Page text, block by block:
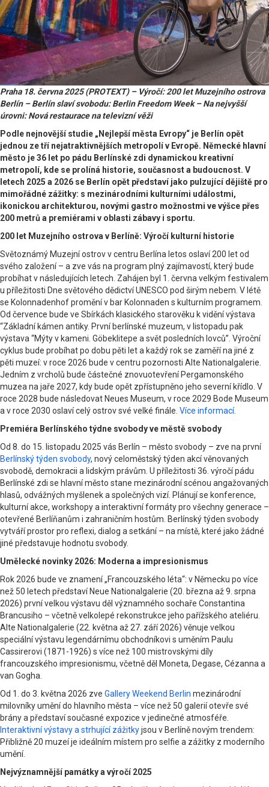
Praha 18. června 2025 (PROTEXT) – Výročí: 200 let Muzejního ostrova
Berlín – Berlín slaví svobodu: Berlin Freedom Week – Na nejvyšší
úrovni: Nová restaurace na televizní věži
Podle nejnovější studie „Nejlepší města Evropy“ je Berlín opět
jednou ze tří nejatraktivnějších metropolí v Evropě. Německé hlavní
město je 36 let po pádu Berlínské zdi dynamickou kreativní
metropolí, kde se prolíná historie, současnost a budoucnost. V
letech 2025 a 2026 se Berlín opět představí jako pulzující dějiště pro
mimořádné zážitky: s mezinárodními kulturními událostmi,
ikonickou architekturou, novými gastro možnostmi ve výšce přes
200 metrů a premiérami v oblasti zábavy i sportu.
200 let Muzejního ostrova v Berlíně: Výročí kulturní historie
Světoznámý Muzejní ostrov v centru Berlína letos oslaví 200 let od
svého založení – a zve vás na program plný zajímavostí, který bude
probíhat v následujících letech. Zahájen byl 1. června velkým festivalem
u příležitosti Dne světového dědictví UNESCO pod širým nebem. V létě
se Kolonnadenhof promění v bar Kolonnaden s kulturním programem.
Od července bude ve Sbírkách klasického starověku k vidění výstava
“Základní kámen antiky. První berlínské muzeum, v listopadu pak
výstava “Mýty v kameni. Göbeklitepe a svět posledních lovců”. Výroční
cyklus bude probíhat po dobu pěti let a každý rok se zaměří na jiné z
pěti muzeí: v roce 2026 bude v centru pozornosti Alte Nationalgalerie.
Jedním z vrcholů bude částečné znovuotevření Pergamonského
muzea na jaře 2027, kdy bude opět zpřístupněno jeho severní křídlo. V
roce 2028 bude následovat Neues Museum, v roce 2029 Bode Museum
a v roce 2030 oslaví celý ostrov své velké finále. Více informací.
Premiéra Berlínského týdne svobody ve městě svobody
Od 8. do 15. listopadu 2025 vás Berlín – město svobody – zve na první
Berlínský týden svobody, nový celoměstský týden akcí věnovaných
svobodě, demokracii a lidským právům. U příležitosti 36. výročí pádu
Berlínské zdi se hlavní město stane mezinárodní scénou angažovaných
hlasů, odvážných myšlenek a společných vizí. Plánují se konference,
kulturní akce, workshopy a interaktivní formáty pro všechny generace –
otevřené Berlíňanům i zahraničním hostům. Berlínský týden svobody
vytváří prostor pro reflexi, dialog a setkání – na místě, které jako žádné
jiné představuje hodnotu svobody.
Umělecké novinky 2026: Moderna a impresionismus
Rok 2026 bude ve znamení „Francouzského léta“: v Německu po více
než 50 letech představí Neue Nationalgalerie (20. března až 9. srpna
2026) první velkou výstavu děl významného sochaře Constantina
Brancusiho – včetně velkolepé rekonstrukce jeho pařížského ateliéru.
Alte Nationalgalerie (22. května až 27. září 2026) věnuje velkou
speciální výstavu legendárnímu obchodníkovi s uměním Paulu
Cassirerovi (1871-1926) s více než 100 mistrovskými díly
francouzského impresionismu, včetně děl Moneta, Degase, Cézanna a
van Gogha.
Od 1. do 3. května 2026 zve Gallery Weekend Berlin mezinárodní
milovníky umění do hlavního města – více než 50 galerií otevře své
brány a představí současné expozice v jedinečné atmosféře.
Interaktivní výstavy a strhující zážitkyjsou v Berlíně novým trendem:
Přibližně 20 muzeí je ideálním místem pro selfie a zážitky z moderního
umění.
Nejvýznamnější památky a výročí 2025